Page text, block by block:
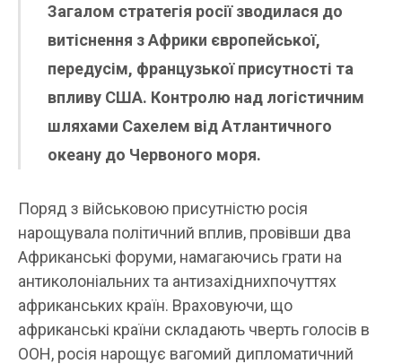
Загалом стратегія росії зводилася до
витіснення з Африки європейської,
передусім, французької присутності та
впливу США. Контролю над логістичним
шляхами Сахелем від Атлантичного
океану до Червоного моря.
Поряд з військовою присутністю росія
нарощувала політичний вплив, провівши два
Африканські форуми, намагаючись грати на
антиколоніальних та антизахіднихпочуттях
африканських країн. Враховуючи, що
африканські країни складають чверть голосів в
ООН, росія нарощує вагомий дипломатичний